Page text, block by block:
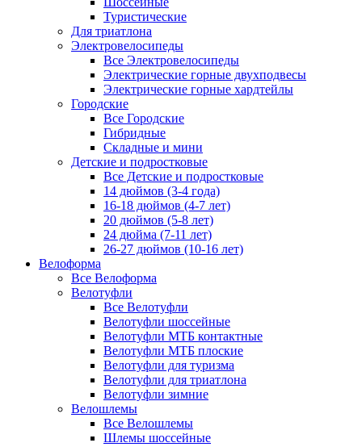
Туристические
Для триатлона
Электровелосипеды
Все Электровелосипеды
Электрические горные двухподвесы
Электрические горные хардтейлы
Городские
Все Городские
Гибридные
Складные и мини
Детские и подростковые
Все Детские и подростковые
14 дюймов (3-4 года)
16-18 дюймов (4-7 лет)
20 дюймов (5-8 лет)
24 дюйма (7-11 лет)
26-27 дюймов (10-16 лет)
Велоформа
Все Велоформа
Велотуфли
Все Велотуфли
Велотуфли шоссейные
Велотуфли МТБ контактные
Велотуфли МТБ плоские
Велотуфли для туризма
Велотуфли для триатлона
Велотуфли зимние
Велошлемы
Все Велошлемы
Шлемы шоссейные